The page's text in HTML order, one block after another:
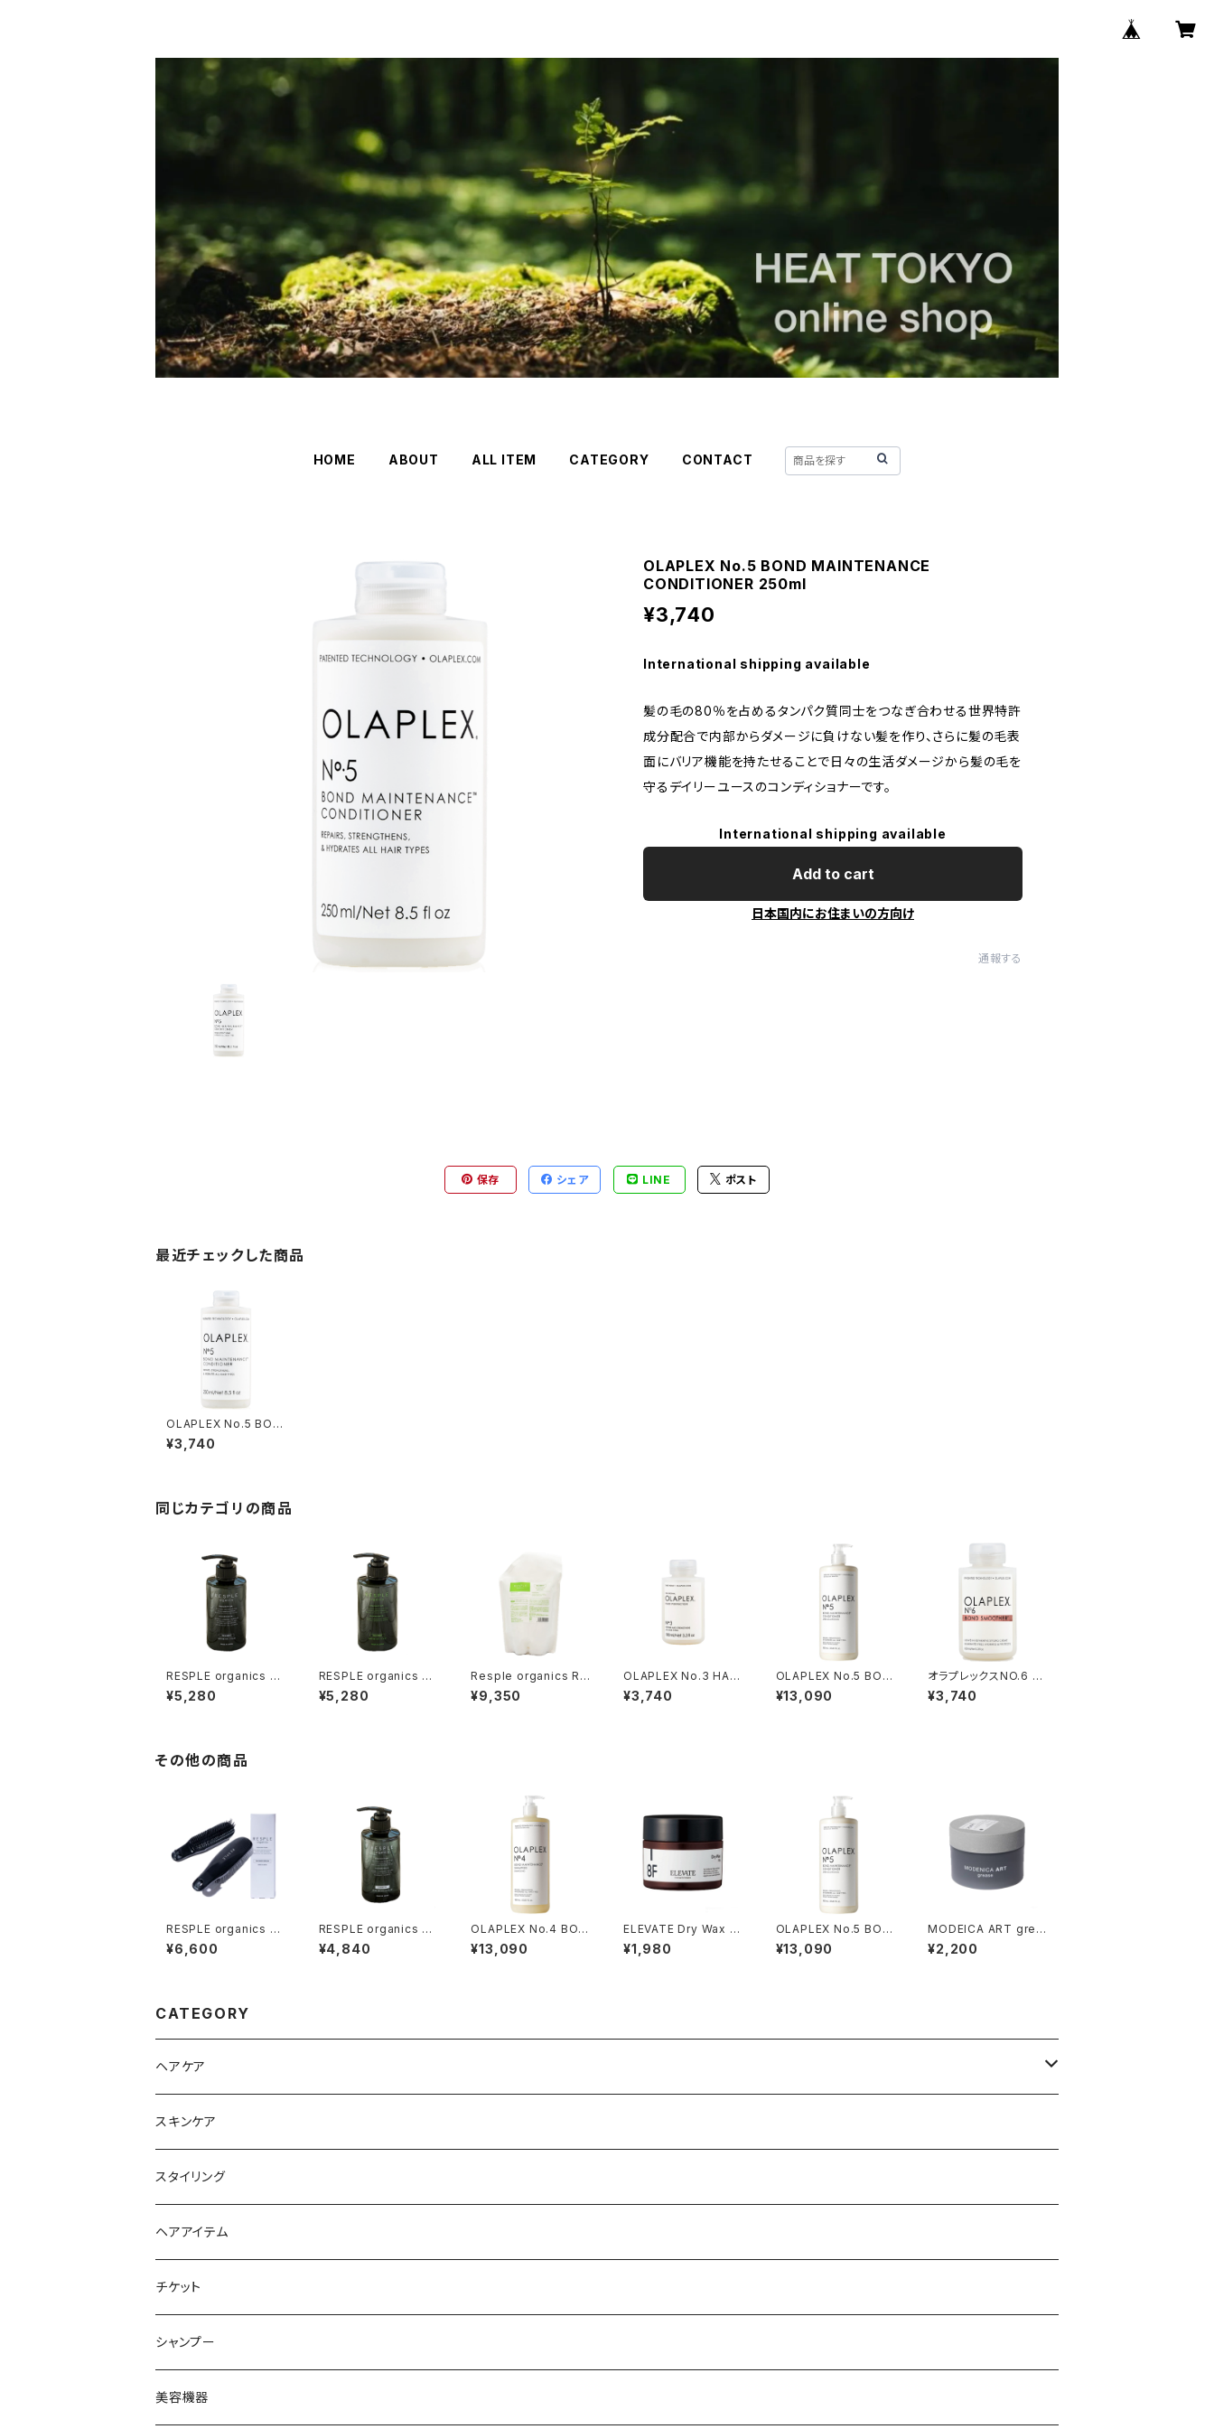
HOME ABOUT ALL ITEM CATEGORY CONTACT
OLAPLEX No.5 BOND MAINTENANCE
CONDITIONER 250ml
¥3,740
International shipping available
髪の毛の80％を占めるタンパク質同士をつなぎ合わせる世界特許
成分配合で内部からダメージに負けない髪を作り、さらに髪の毛表
面にバリア機能を持たせることで日々の生活ダメージから髪の毛を
守るデイリーユースのコンディショナーです。
International shipping available
Add to cart
日本国内にお住まいの方向け
通報する
保存 シェア LINE ポスト
最近チェックした商品
OLAPLEX No.5 BON
D MAINTENANCE C
ONDITIONER 250ml
¥3,740
同じカテゴリの商品
RESPLE organics RE
LAXING TREATMEN
T 400g
¥5,280
RESPLE organics RE
FRESH TREATMENT
400g
¥5,280
Resple organics RE
FRESH TREATMENT
800ｇ 詰替え
¥9,350
OLAPLEX No.3 HAIR
PERFECTOR 100ml
（インバストリートメン
¥3,740
OLAPLEX No.5 BON
D MAINTENANCE C
ONDITIONER 1000
¥13,090
オラプレックスNO.6 ボ
ンドスムーサー『洗い流
さないトリートメント』1
¥3,740
その他の商品
RESPLE organics sh
ower BRUSH 【シャン
プーブラシ】
¥6,600
RESPLE organics RE
LAXING SHAMPOO
400ml
¥4,840
OLAPLEX No.4 BON
D MAINTENANCE S
HAMPOO 1000ml
¥13,090
ELEVATE Dry Wax 8
F 85ｇ
¥1,980
OLAPLEX No.5 BON
D MAINTENANCE C
ONDITIONER 1000
¥13,090
MODEICA ART grea
se 90g
¥2,200
CATEGORY
ヘアケア
シャンプー
トリートメント
ヘアオイル
スキンケア
スタイリング
ヘアアイテム
チケット
シャンプー
美容機器